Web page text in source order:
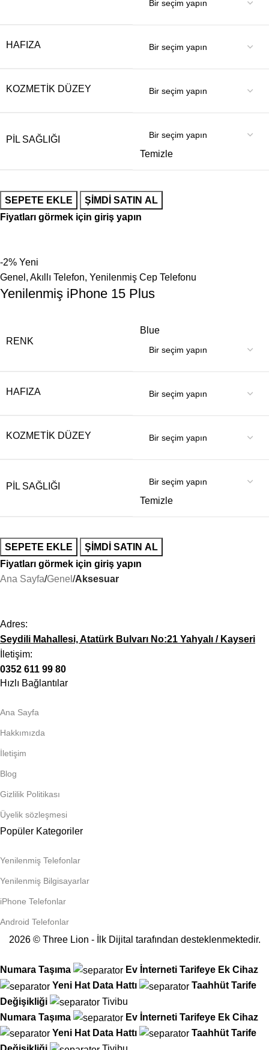
HAFIZA
KOZMETIK DÜZEY
PIL SAĞLIĞI
Temizle
SEPETE EKLE
ŞIMDI SATIN AL
Fiyatları görmek için giriş yapın
-2% Yeni
Genel , Akıllı Telefon, Yenilenmiş Cep Telefonu
Yenilenmiş iPhone 15 Plus
RENK
Blue
HAFIZA
KOZMETIK DÜZEY
PIL SAĞLIĞI
Temizle
SEPETE EKLE
ŞIMDI SATIN AL
Fiyatları görmek için giriş yapın
Ana Sayfa Genel Aksesuar
Adres:
Seydili Mahallesi, Atatürk Bulvarı No:21 Yahyalı / Kayseri
İletişim:
0352 611 99 80
Hızlı Bağlantılar
Ana Sayfa
Hakkımızda
İletişim
Blog
Gizlilik Politikası
Üyelik sözleşmesi
Popüler Kategoriler
Yenilenmiş Telefonlar
Yenilenmiş Bilgisayarlar
iPhone Telefonlar
Android Telefonlar
2026 © Three Lion - İlk Dijital tarafından desteklenmektedir.
Numara Taşıma Ev İnterneti Tarifeye Ek Cihaz
Yeni Hat Data Hattı Taahhüt Tarife
Değişikliği
Tivibu
Numara Taşıma
Ev İnterneti Tarifeye Ek Cihaz
Yeni Hat Data Hattı Taahhüt Tarife